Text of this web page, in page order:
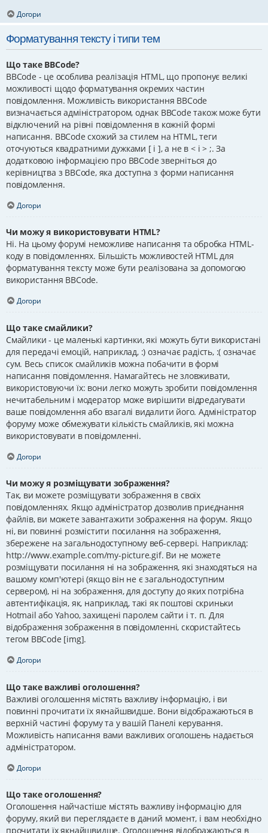
Догори
Форматування тексту і типи тем
Що таке BBCode?
BBCode - це особлива реалізація HTML, що пропонує великі
можливості щодо форматування окремих частин
повідомлення. Можливість використання BBCode
визначається адміністратором, однак BBCode також може бути
відключений на рівні повідомлення в кожній формі
написання. BBCode схожий за стилем на HTML, теги
оточуються квадратними дужками [ і ], а не в < і > ;. За
додатковою інформацією про BBCode зверніться до
керівництва з BBCode, яка доступна з форми написання
повідомлення.
Догори
Чи можу я використовувати HTML?
Ні. На цьому форумі неможливе написання та обробка HTML-
коду в повідомленнях. Більшість можливостей HTML для
форматування тексту може бути реалізована за допомогою
використання BBCode.
Догори
Що таке смайлики?
Смайлики - це маленькі картинки, які можуть бути використані
для передачі емоцій, наприклад, :) означає радість, :( означає
сум. Весь список смайликів можна побачити в формі
написання повідомлення. Намагайтесь не зловживати,
використовуючи їх: вони легко можуть зробити повідомлення
нечитабельним і модератор може вирішити відредагувати
ваше повідомлення або взагалі видалити його. Адміністратор
форуму може обмежувати кількість смайликів, які можна
використовувати в повідомленні.
Догори
Чи можу я розміщувати зображення?
Так, ви можете розміщувати зображення в своїх
повідомленнях. Якщо адміністратор дозволив приєднання
файлів, ви можете завантажити зображення на форум. Якщо
ні, ви повинні розмістити посилання на зображення,
збережене на загальнодоступному веб-сервері. Наприклад:
http://www.example.com/my-picture.gif. Ви не можете
розміщувати посилання ні на зображення, які знаходяться на
вашому комп'ютері (якщо він не є загальнодоступним
сервером), ні на зображення, для доступу до яких потрібна
автентифікація, як, наприклад, такі як поштові скриньки
Hotmail або Yahoo, захищені паролем сайти і т. п. Для
відображення зображення в повідомленні, скористайтесь
тегом BBCode [img].
Догори
Що таке важливі оголошення?
Важливі оголошення містять важливу інформацію, і ви
повинні прочитати їх якнайшвидше. Вони відображаються в
верхній частині форуму та у вашій Панелі керування.
Можливість написання вами важливих оголошень надається
адміністратором.
Догори
Що таке оголошення?
Оголошення найчастіше містять важливу інформацію для
форуму, який ви переглядаєте в даний момент, і вам необхідно
прочитати їх якнайшвидше. Оголошення відображаються в